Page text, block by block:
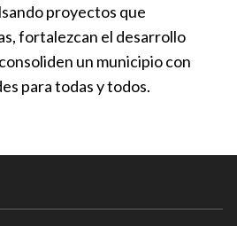
proyectos que
fortalezcan el desarrollo
un municipio con
para todas y todos.